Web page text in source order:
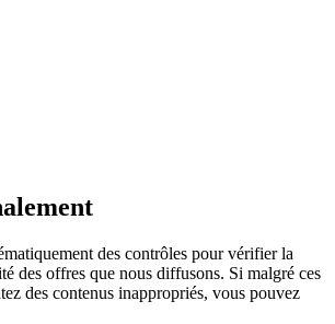
des contrôles pour vérifier la
des offres que nous diffusons. Si malgré ces
des contenus inappropriés, vous pouvez